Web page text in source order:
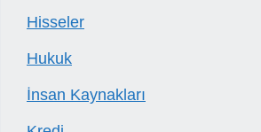
Hisseler
Hukuk
İnsan Kaynakları